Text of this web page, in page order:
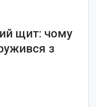
щит: чому
з